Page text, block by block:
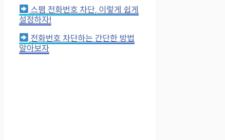
스팸 전화번호 차단, 이렇게 쉽게
설정하자!
전화번호 차단하는 간단한 방법
알아보자